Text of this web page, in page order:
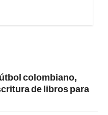
colombiano,
de libros para